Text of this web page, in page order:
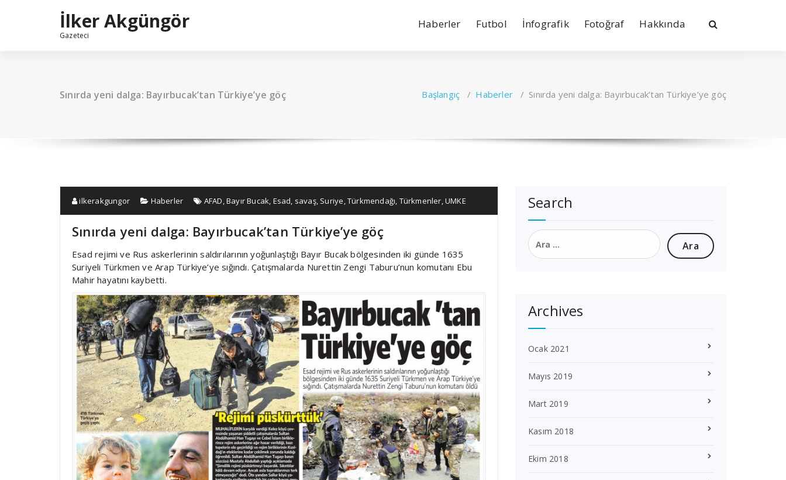
İlker Akgüngör
Gazeteci
Haberler Futbol İnfografik Fotoğraf Hakkında
Sınırda yeni dalga: Bayırbucak’tan Türkiye’ye göç Başlangıç / Haberler/ Sınırda yeni dalga: Bayırbucak’tan Türkiye’ye göç
ilkerakgungor Haberler AFAD,Bayır Bucak, Esad, savaş, Suriye,Türkmendağı, Türkmenler,UMKE
Sınırda yeni dalga: Bayırbucak’tan Türkiye’ye göç
Esad rejimi ve Rus askerlerinin saldırılarının yoğunlaştığı Bayır Bucak bölgesinden iki günde 1635
Suriyeli Türkmen ve Arap Türkiye’ye sığındı. Çatışmalarda Nurettin Zengi Taburu’nun komutanı Ebu
Mahir hayatını kaybetti.
Search
Arama:
Archives
Ocak 2021
Mayıs 2019
Mart 2019
Kasım 2018
Ekim 2018